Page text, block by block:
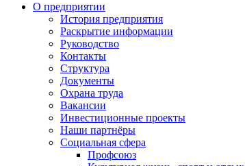
О предприятии
История предприятия
Раскрытие информации
Руководство
Контакты
Структура
Документы
Охрана труда
Вакансии
Инвестиционные проекты
Наши партнёры
Социальная сфера
Профсоюз